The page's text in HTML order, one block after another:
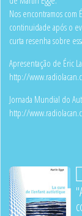
Nos encontramos com
continuidade após o
curta resenha sobre
Apresentação de Éric
http://
Jornada Mundial do
http://